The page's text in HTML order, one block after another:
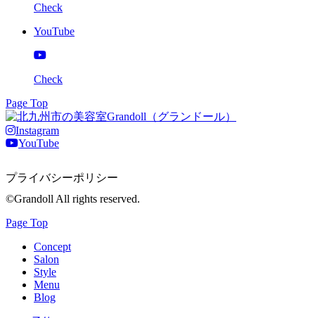
Check
YouTube
Check
Page Top
Instagram
YouTube
プライバシーポリシー
©Grandoll All rights reserved.
Page Top
Concept
Salon
Style
Menu
Blog